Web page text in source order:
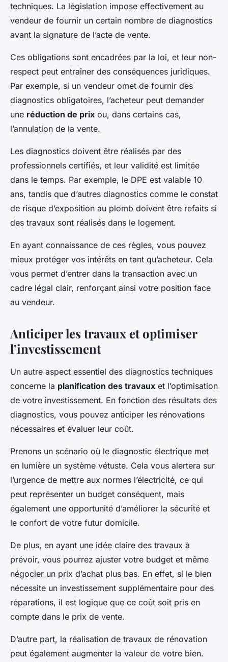
techniques. La législation impose effectivement au
vendeur de fournir un certain nombre de diagnostics
avant la signature de l’acte de vente.
Ces obligations sont encadrées par la loi, et leur non-
respect peut entraîner des conséquences juridiques.
Par exemple, si un vendeur omet de fournir des
diagnostics obligatoires, l’acheteur peut demander
une réduction de prix ou, dans certains cas,
l’annulation de la vente.
Les diagnostics doivent être réalisés par des
professionnels certifiés, et leur validité est limitée
dans le temps. Par exemple, le DPE est valable 10
ans, tandis que d’autres diagnostics comme le constat
de risque d’exposition au plomb doivent être refaits si
des travaux sont réalisés dans le logement.
En ayant connaissance de ces règles, vous pouvez
mieux protéger vos intérêts en tant qu’acheteur. Cela
vous permet d’entrer dans la transaction avec un
cadre légal clair, renforçant ainsi votre position face
au vendeur.
Anticiper les travaux et optimiser
l’investissement
Un autre aspect essentiel des diagnostics techniques
concerne la planification des travaux et l’optimisation
de votre investissement. En fonction des résultats des
diagnostics, vous pouvez anticiper les rénovations
nécessaires et évaluer leur coût.
Prenons un scénario où le diagnostic électrique met
en lumière un système vétuste. Cela vous alertera sur
l’urgence de mettre aux normes l’électricité, ce qui
peut représenter un budget conséquent, mais
également une opportunité d’améliorer la sécurité et
le confort de votre futur domicile.
De plus, en ayant une idée claire des travaux à
prévoir, vous pourrez ajuster votre budget et même
négocier un prix d’achat plus bas. En effet, si le bien
nécessite un investissement supplémentaire pour des
réparations, il est logique que ce coût soit pris en
compte dans le prix de vente.
D’autre part, la réalisation de travaux de rénovation
peut également augmenter la valeur de votre bien.